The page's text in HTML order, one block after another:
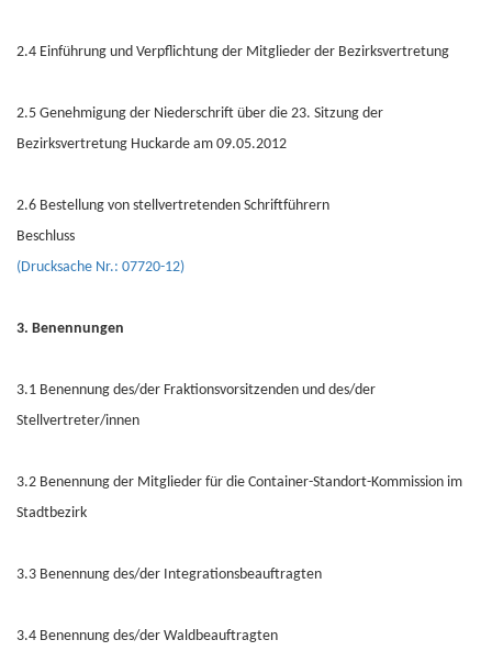
2.4 Einführung und Verpflichtung der Mitglieder der Bezirksvertretung
2.5 Genehmigung der Niederschrift über die 23. Sitzung der
Bezirksvertretung Huckarde am 09.05.2012
2.6 Bestellung von stellvertretenden Schriftführern
Beschluss
(Drucksache Nr.: 07720-12)
3. Benennungen
3.1 Benennung des/der Fraktionsvorsitzenden und des/der
Stellvertreter/innen
3.2 Benennung der Mitglieder für die Container-Standort-Kommission im
Stadtbezirk
3.3 Benennung des/der Integrationsbeauftragten
3.4 Benennung des/der Waldbeauftragten